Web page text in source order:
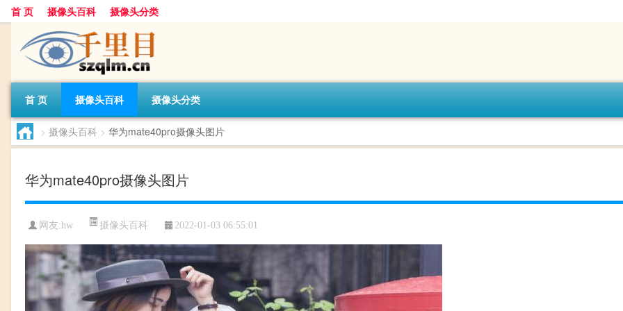
首 页 摄像头百科 摄像头分类
首 页 摄像头百科 摄像头分类
> 摄像头百科 > 华为mate40pro摄像头图片
华为mate40pro摄像头图片
网友:hw 摄像头百科 2022-01-03 06:55:01